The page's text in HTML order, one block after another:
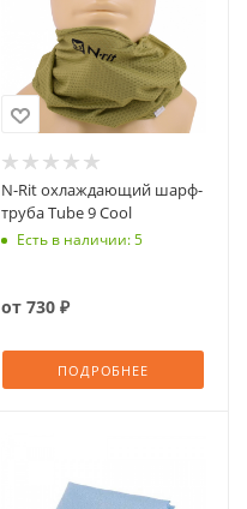
N-Rit охлаждающий шарф-
труба Tube 9 Cool
Есть в наличии: 5
от 730 ₽
ПОДРОБНЕЕ